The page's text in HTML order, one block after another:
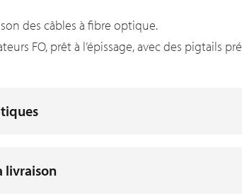
des câbles à fibre optique.
FO, prêt à l’épissage, avec des pigtails
livraison